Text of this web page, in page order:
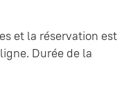
et la réservation est
Durée de la